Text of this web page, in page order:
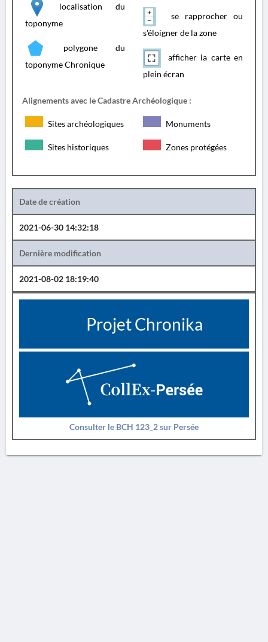
localisation du
toponyme
polygone du
toponyme Chronique
se rapprocher ou
s'éloigner de la zone
afficher la carte en
plein écran
Alignements avec le Cadastre Archéologique :
Sites archéologiques Monuments
Sites historiques Zones protégées
Date de création
2021-06-30 14:32:18
Dernière modification
2021-08-02 18:19:40
Projet Chronika
Consulter le BCH 123_2 sur Persée